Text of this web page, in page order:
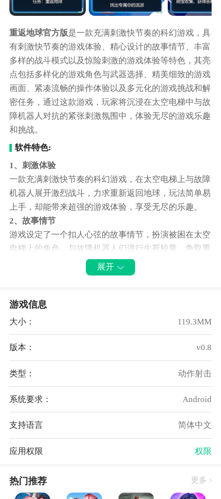
重返地球官方版是一款充满刺激快节奏的科幻游戏，具
有刺激快节奏的游戏体验、精心设计的故事情节、丰富
多样的战斗模式以及惊险刺激的游戏体验等特色，其亮
点包括多样化的游戏角色与武器选择、精美细致的游戏
画面、紧凑流畅的操作体验以及多元化的游戏挑战和解
密任务，通过这款游戏，玩家将沉浸在太空电梯中与故
障机器人对抗的紧张刺激氛围中，体验无尽的游戏乐趣
和挑战。
软件特色:
1、刺激体验
一款充满刺激快节奏的科幻游戏，在太空电梯上与故障
机器人展开激烈战斗，力求重新返回地球，玩法简单易
上手，却能带来超强的游戏体验，享受无尽的乐趣。
2、故事情节
游戏设定了一个扣人心弦的故事情节，扮演被困在太空
电梯上的角色，与故障机器人们进行生死较量，争取重
返地球，精彩的剧情设定和丰富多样的任务设置。
战各具特色的机器人敌人，体验不同的战斗乐趣，还设
有多样的关卡和挑战，在游戏中拥有持续的挑战感。
为玩家提供了惊险刺激的游戏体验，通过精心设计的场
景和音效，带来视听上的震撼，需要与机器人敌人进行
高强度的对抗，充分释放自己的战斗技能，体验快感。
据自己的喜好和战术风格，灵活选择合适的角色和武器
组合，打造个性化的游戏体验。
2、拥有精美细致的游戏画面，场景设计精良，特效华
中感受到视觉上的冲击和愉悦。
3、采用紧凑流畅的操作设计，玩家可以轻松上手游
展开
游戏信息
大小： 119.3MM
版本： v0.8
类型： 动作射击
系统要求： Android
支持语言 简体中文
应用权限 权限
热门推荐 更多